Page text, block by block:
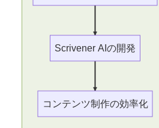
Scrivener AIの開発
コンテンツ制作の効率化